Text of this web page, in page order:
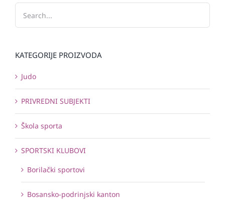
KATEGORIJE PROIZVODA
Judo
PRIVREDNI SUBJEKTI
Škola sporta
SPORTSKI KLUBOVI
Borilački sportovi
Bosansko-podrinjski kanton